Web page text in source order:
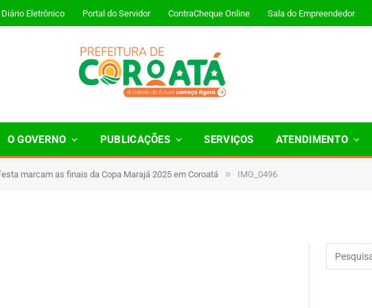
Diário Eletrônico Portal do Servidor ContraCheque Online Sala do Empreendedor
O GOVERNO PUBLICAÇÕES SERVIÇOS ATENDIMENTO
marcam as finais da Copa Marajá 2025 em Coroatá » IMG_0496